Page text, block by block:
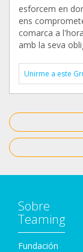
esforcem en
ens
comarca a
amb la seva
Unirme a este
Sobre
Teaming
Fundación